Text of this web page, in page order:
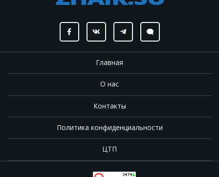
Главная
О нас
Контакты
Политика конфиденциальности
ЦТП